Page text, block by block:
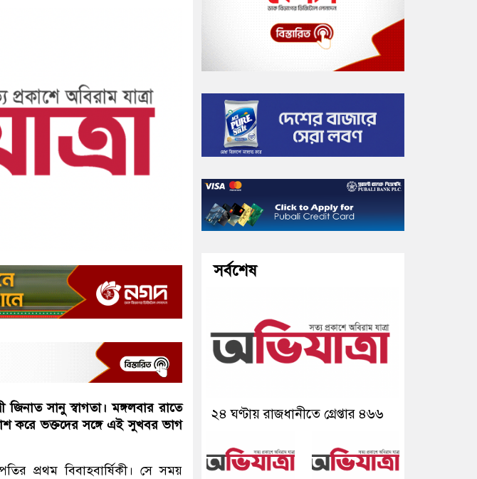
সানু স্বাগতা। মঙ্গলবার রাতে
করে ভক্তদের সঙ্গে এই সুখবর ভাগ
প্রথম বিবাহবার্ষিকী। সে সময়
সর্বশেষ
২৪ ঘণ্টায় রাজধানীতে গ্রেপ্তার ৪৬৬